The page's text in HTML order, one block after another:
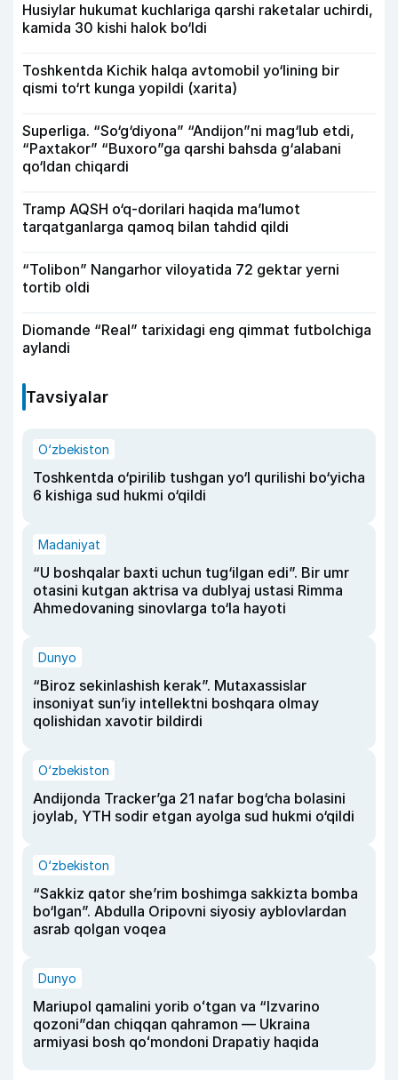
Husiylar hukumat kuchlariga qarshi raketalar uchirdi,
kamida 30 kishi halok bo‘ldi
Toshkentda Kichik halqa avtomobil yo‘lining bir
qismi to‘rt kunga yopildi (xarita)
Superliga. “So‘g‘diyona” “Andijon”ni mag‘lub etdi,
“Paxtakor” “Buxoro”ga qarshi bahsda g‘alabani
qo‘ldan chiqardi
Tramp AQSH o‘q-dorilari haqida ma’lumot
tarqatganlarga qamoq bilan tahdid qildi
“Tolibon” Nangarhor viloyatida 72 gektar yerni
tortib oldi
Diomande “Real” tarixidagi eng qimmat futbolchiga
aylandi
Tavsiyalar
O‘zbekiston
Toshkentda o‘pirilib tushgan yo‘l qurilishi bo‘yicha
6 kishiga sud hukmi o‘qildi
Madaniyat
“U boshqalar baxti uchun tug‘ilgan edi”. Bir umr
otasini kutgan aktrisa va dublyaj ustasi Rimma
Ahmedovaning sinovlarga to‘la hayoti
Dunyo
“Biroz sekinlashish kerak”. Mutaxassislar
insoniyat sun’iy intellektni boshqara olmay
qolishidan xavotir bildirdi
O‘zbekiston
Andijonda Tracker’ga 21 nafar bog‘cha bolasini
joylab, YTH sodir etgan ayolga sud hukmi o‘qildi
O‘zbekiston
“Sakkiz qator she’rim boshimga sakkizta bomba
bo‘lgan”. Abdulla Oripovni siyosiy ayblovlardan
asrab qolgan voqea
Dunyo
Mariupol qamalini yorib oʻtgan va “Izvarino
qozoni”dan chiqqan qahramon — Ukraina
armiyasi bosh qoʻmondoni Drapatiy haqida